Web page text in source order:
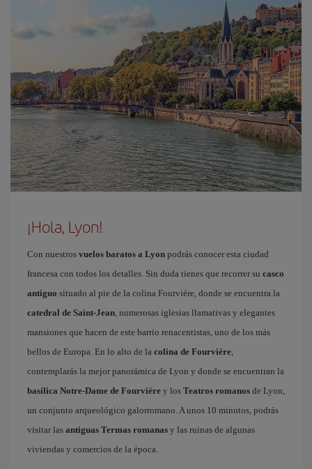
¡Hola, Lyon!
Con nuestros vuelos baratos a Lyon podrás conocer esta ciudad
francesa con todos los detalles. Sin duda tienes que recorrer su casco
antiguo situado al pie de la colina Fourviére, donde se encuentra la
catedral de Saint-Jean, numerosas iglesias llamativas y elegantes
mansiones que hacen de este barrio renacentistas, uno de los más
bellos de Europa. En lo alto de la colina de Fourviére,
contemplarás la mejor panorámica de Lyon y donde se encuentran la
basílica Notre-Dame de Fourviére y los Teatros romanos de Lyon,
un conjunto arqueológico galorromano. A unos 10 minutos, podrás
visitar las antiguas Termas romanas y las ruinas de algunas
viviendas y comercios de la época.